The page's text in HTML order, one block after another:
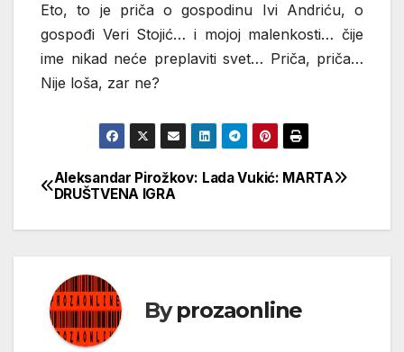
Eto, to je priča o gospodinu Ivi Andriću, o
gospođi Veri Stojić… i mojoj malenkosti… čije
ime nikad neće preplaviti svet… Priča, priča…
Nije loša, zar ne?
Кретање
чланка
Lada Vukić: MARTA
Aleksandar Pirožkov:
DRUŠTVENA IGRA
Byprozaonline